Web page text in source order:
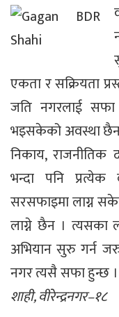
एकता र सक्रियता
जति नगरलाई
भइसकेको अवस्था छैन
निकाय, राजनीतिक
भन्दा पनि प्रत्येक
सरसफाइमा लाग्न
लाग्ने छैन । त्यसका
अभियान सुरु गर्न
नगर त्यसै
शाही, वीरेन्द्रनगर–१८